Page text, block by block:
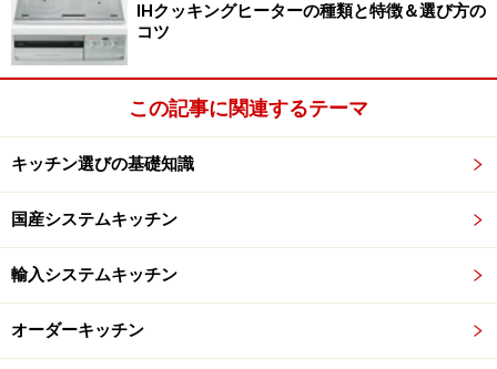
※記事内容は執筆時点のものです。最新の内容をご確認くださ
い。
【匿名で優良会社にリフォーム相談！】
IHクッキングヒーターの種類と特徴＆選び方の
コツ
この記事に関連するテーマ
キッチン選びの基礎知識
国産システムキッチン
輸入システムキッチン
オーダーキッチン